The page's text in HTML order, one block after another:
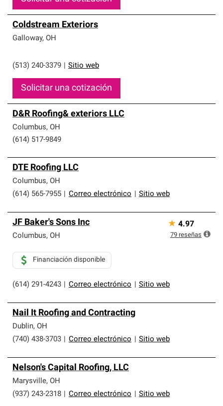
Coldstream Exteriors
Galloway, OH
(513) 240-3379 Sitio web
Solicitar una cotización
D&R Roofing& exteriors LLC
Columbus, OH
(614) 517-9849
DTE Roofing LLC
Columbus, OH
(614) 565-7955
Correo electrónico Sitio web
JF Baker's Sons Inc
Columbus, OH
(614) 291-4243 Correo electrónico Sitio web
Financiación disponible
★ 4.97
79 reseñas
Nail It Roofing and Contracting
Dublin, OH
(740) 438-3703
Correo electrónico Sitio web
Nelson's Capital Roofing, LLC
Marysville, OH
(937) 243-2318
Correo electrónico Sitio web